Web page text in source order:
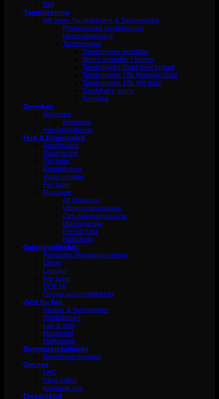
Elfil
Tandblekning
Allt inom Tandblekning & Tandsmycke
Professionell tandblekning
Hemmablekning
Tandsmycke
Tandsmycke kristaller
Större kristaller i former
Tandsmycke Guld med kristall
Tandsmycke 18k Klassisk Guld
Tandsmycke 18k Vitt guld
ToothFairy gems
Twinkles
Smycken
Smycken
Armband
Hårdekorationer
Hud & Kroppsvård
Ansiktsvård
Duschkräm
För män
Kroppslotion
Vaxprodukter
För laser
Massage
All Massage
Vibrationsmassage
Cirkulationsmassage
Massageolja
Eterisk Olja
Hälsokost
Salongstillbehör
Personlig Skyddsutrustning
Utsug
Lampor
För laser
DOFTA
Övriga salongstillbehör
Just for fun
Väskor & Neccesärer
Uppblåsbart
Lek & skoj
Maskerad
Halloween
Sommarerbjudande
Reseförpackningar
Om oss
FAQ
Våra villkor
Kontakta oss
Presentkort